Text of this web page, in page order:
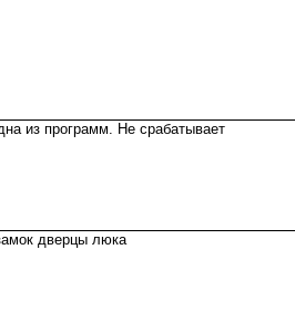
из программ. Не срабатывает
дверцы люка